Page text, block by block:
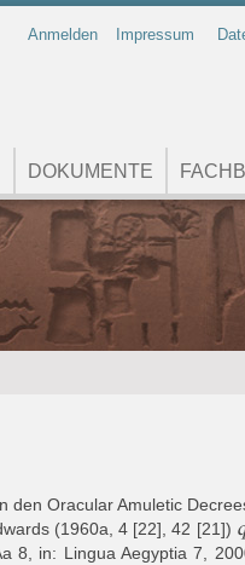
Anmelden Impressum
DOKUMENTE
Oracular Amuletic
(1960a, 4 [22], 42 [21])
8, in: Lingua Aegyptia 7,